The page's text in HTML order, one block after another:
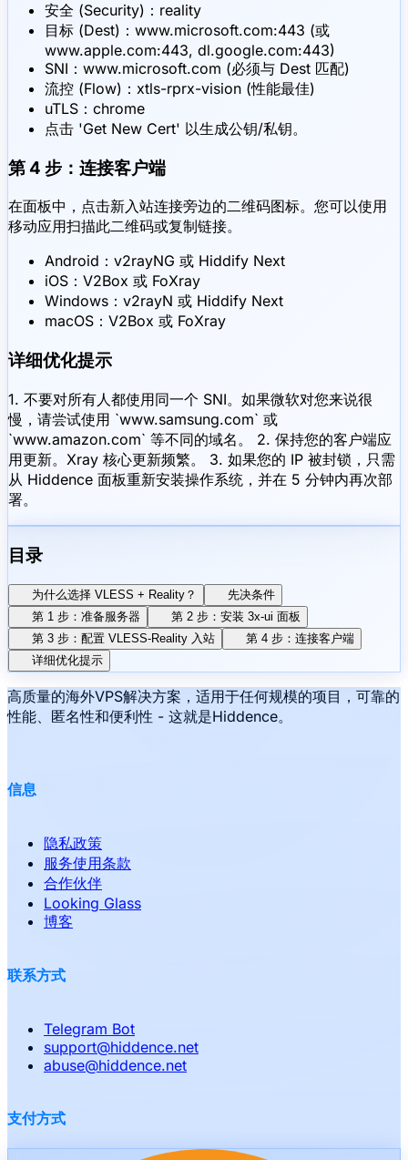
安全 (Security)：reality
目标 (Dest)：www.microsoft.com:443 (或
www.apple.com:443, dl.google.com:443)
SNI：www.microsoft.com (必须与 Dest 匹配)
流控 (Flow)：xtls-rprx-vision (性能最佳)
uTLS：chrome
点击 'Get New Cert' 以生成公钥/私钥。
第 4 步：连接客户端
在面板中，点击新入站连接旁边的二维码图标。您可以使用
移动应用扫描此二维码或复制链接。
Android：v2rayNG 或 Hiddify Next
iOS：V2Box 或 FoXray
Windows：v2rayN 或 Hiddify Next
macOS：V2Box 或 FoXray
详细优化提示
1. 不要对所有人都使用同一个 SNI。如果微软对您来说很
慢，请尝试使用 `www.samsung.com` 或
`www.amazon.com` 等不同的域名。 2. 保持您的客户端应
用更新。Xray 核心更新频繁。 3. 如果您的 IP 被封锁，只需
从 Hiddence 面板重新安装操作系统，并在 5 分钟内再次部
署。
目录
为什么选择 VLESS + Reality？
先决条件
第 1 步：准备服务器
第 2 步：安装 3x-ui 面板
第 3 步：配置 VLESS-Reality 入站
第 4 步：连接客户端
详细优化提示
高质量的海外VPS解决方案，适用于任何规模的项目，可靠的
性能、匿名性和便利性 - 这就是Hiddence。
信息
隐私政策
服务使用条款
合作伙伴
Looking Glass
博客
联系方式
Telegram Bot
support@hiddence.net
abuse@hiddence.net
支付方式